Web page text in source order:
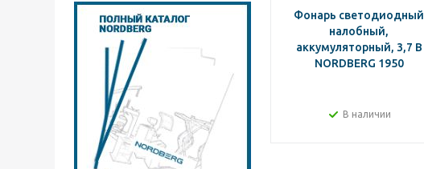
Фонарь светодиодный
налобный,
аккумуляторный, 3,7 В
NORDBERG 1950
В наличии